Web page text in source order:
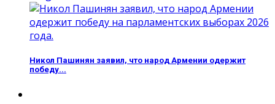
Никол Пашинян заявил, что народ Армении одержит
победу...